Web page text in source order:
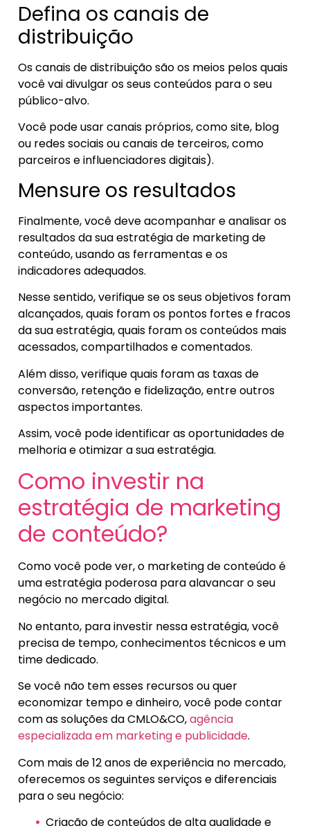
Defina os canais de
distribuição
Os canais de distribuição são os meios pelos quais
você vai divulgar os seus conteúdos para o seu
público-alvo.
Você pode usar canais próprios, como site, blog
ou redes sociais ou canais de terceiros, como
parceiros e influenciadores digitais).
Mensure os resultados
Finalmente, você deve acompanhar e analisar os
resultados da sua estratégia de marketing de
conteúdo, usando as ferramentas e os
indicadores adequados.
Nesse sentido, verifique se os seus objetivos foram
alcançados, quais foram os pontos fortes e fracos
da sua estratégia, quais foram os conteúdos mais
acessados, compartilhados e comentados.
Além disso, verifique quais foram as taxas de
conversão, retenção e fidelização, entre outros
aspectos importantes.
Assim, você pode identificar as oportunidades de
melhoria e otimizar a sua estratégia.
Como investir na
estratégia de marketing
de conteúdo?
Como você pode ver, o marketing de conteúdo é
uma estratégia poderosa para alavancar o seu
negócio no mercado digital.
No entanto, para investir nessa estratégia, você
precisa de tempo, conhecimentos técnicos e um
time dedicado.
Se você não tem esses recursos ou quer
economizar tempo e dinheiro, você pode contar
com as soluções da CMLO&CO,agência
especializada em marketing e publicidade.
Com mais de 12 anos de experiência no mercado,
oferecemos os seguintes serviços e diferenciais
para o seu negócio:
Criação de conteúdos de alta qualidade e